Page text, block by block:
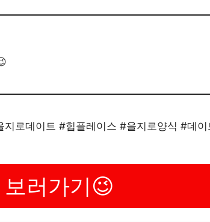
로데이트 #힙플레이스 #을지로양식 #데이
러가기😉